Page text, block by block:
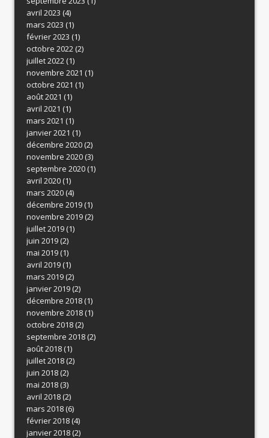
avril 2023 (4)
mars 2023 (1)
février 2023 (1)
octobre 2022(2)
juillet 2022(1)
novembre 2021 (1)
octobre 2021 (1)
août 2021 (1)
avril 2021 (1)
mars 2021 (1)
janvier 2021 (1)
décembre 2020(2)
novembre 2020(3)
septembre 2020(1)
avril 2020(1)
mars 2020(4)
décembre 2019(1)
novembre 2019(2)
juillet 2019(1)
juin 2019(2)
mai 2019(1)
avril 2019(1)
mars 2019(2)
janvier 2019(2)
décembre 2018(1)
novembre 2018(1)
octobre 2018(2)
septembre 2018(2)
août 2018(1)
juillet 2018(2)
juin 2018(2)
mai 2018(3)
avril 2018(2)
mars 2018(6)
février 2018(4)
janvier 2018(2)